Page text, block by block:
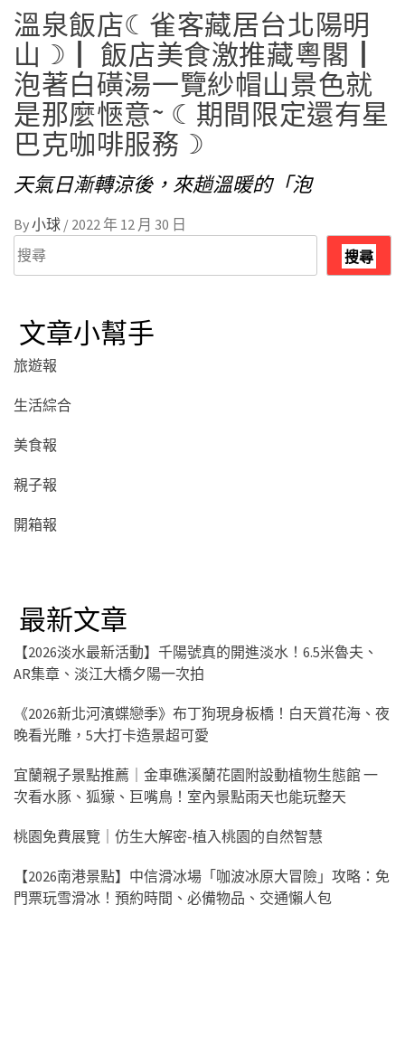
溫泉飯店☾雀客藏居台北陽明
山☽┃ 飯店美食激推藏粵閣┃
泡著白磺湯一覽紗帽山景色就
是那麼愜意~ ☾期間限定還有星
巴克咖啡服務☽
天氣日漸轉涼後，來趟溫暖的「泡
By小球 / 2022 年 12 月 30 日
搜
尋
搜尋
文章小幫手
旅遊報
生活綜合
美食報
親子報
開箱報
最新文章
【2026淡水最新活動】千陽號真的開進淡水！6.5米魯夫、
AR集章、淡江大橋夕陽一次拍
《2026新北河濱蝶戀季》布丁狗現身板橋！白天賞花海、夜
晚看光雕，5大打卡造景超可愛
宜蘭親子景點推薦｜金車礁溪蘭花園附設動植物生態館 一
次看水豚、狐獴、巨嘴鳥！室內景點雨天也能玩整天
桃園免費展覽｜仿生大解密-植入桃園的自然智慧
【2026南港景點】中信滑冰場「咖波冰原大冒險」攻略：免
門票玩雪滑冰！預約時間、必備物品、交通懶人包